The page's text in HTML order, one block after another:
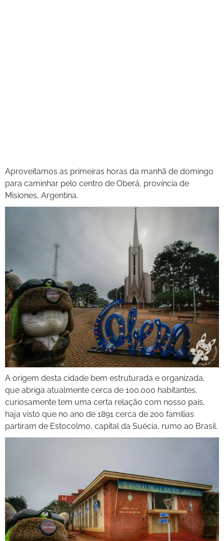
Aproveitamos as primeiras horas da manhã de domingo
para caminhar pelo centro de Oberá, província de
Misiones, Argentina.
A origem desta cidade bem estruturada e organizada,
que abriga atualmente cerca de 100.000 habitantes,
curiosamente tem uma certa relação com nosso país,
haja visto que no ano de 1891 cerca de 200 famílias
partiram de Estocolmo, capital da Suécia, rumo ao Brasil.